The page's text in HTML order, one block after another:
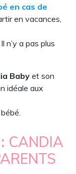
en cas de
en vacances,
n’y a pas plus
Baby et son
idéale aux
CANDIA